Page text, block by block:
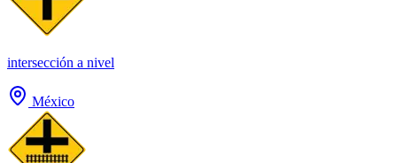
intersección a nivel
México